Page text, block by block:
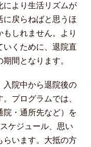
により生活リズムが
に戻らねばと思うほ
しれません。より
いくために、退院直
間となります。
入院中から退院後の
プログラムでは、
院・通所先など）を
ケジュール、思い
らいます。大抵の方